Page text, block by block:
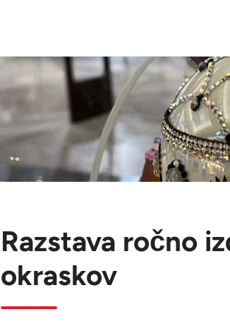
Razstava ročno
okraskov